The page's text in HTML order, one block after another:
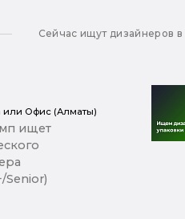
Сейчас ищут дизайнеров
или Офис (Алматы)
ищет
Senior)